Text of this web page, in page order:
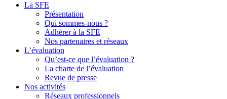
La SFE
Présentation
Qui sommes-nous ?
Adhérer à la SFE
Nos partenaires et réseaux
L’évaluation
Qu’est-ce que l’évaluation ?
La charte de l’évaluation
Revue de presse
Nos activités
Réseaux professionnels